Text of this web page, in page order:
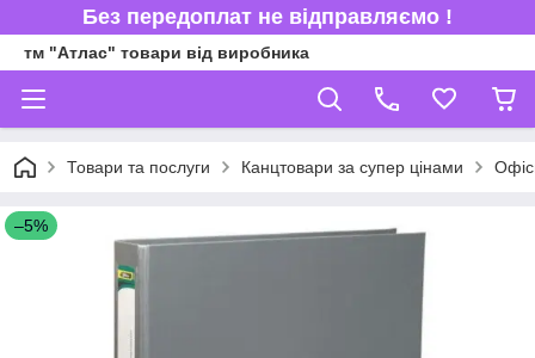
Без передоплат не відправляємо !
тм "Атлас" товари від виробника
Товари та послуги Канцтовари за супер цінами
–5%